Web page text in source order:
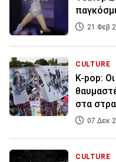
21 Φεβ
CULTURE
Κ-pop:
στα
07 Δεκ
CULTURE